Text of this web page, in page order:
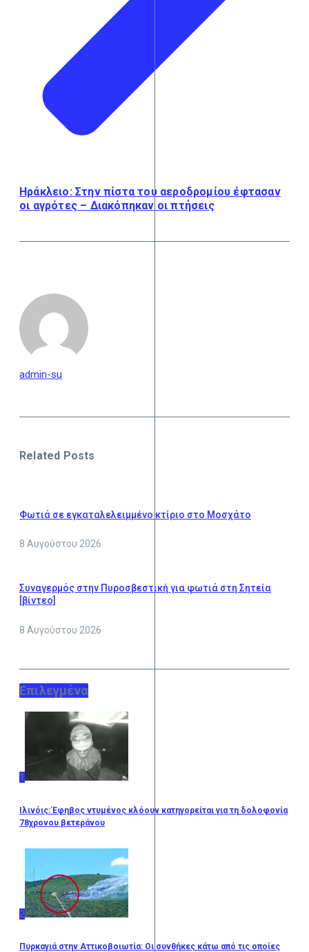
Ηράκλειο: Στην πίστα του αεροδρομίου έφτασαν
οι αγρότες – Διακόπηκαν οι πτήσεις
admin-su
Related Posts
Φωτιά σε εγκαταλελειμμένο κτίριο στο Μοσχάτο
8 Αυγούστου 2026
Συναγερμός στην Πυροσβεστική για φωτιά στη Σητεία
[βίντεο]
8 Αυγούστου 2026
Επιλεγμένα
1
Ιλινόις: Έφηβος ντυμένος κλόουν κατηγορείται για τη δολοφονία
78χρονου βετεράνου
2
Πυρκαγιά στην Αττικοβοιωτία: Οι συνθήκες κάτω από τις οποίες